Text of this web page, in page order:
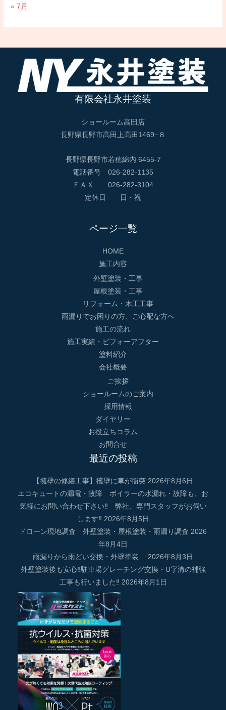
« 7月
有限会社永井塗装
ショールーム高田店
長野県長野市高田上高田1469−８
長野県長野市若穂綿内 6455-7
電話番号 026-282-1135
ＦＡＸ 026-282-3104
定休日 日・祝
ページ一覧
HOME
施工内容
外壁塗装・工事
屋根塗装・工事
リフォーム・木工工事
雨漏りでお困りの方、ご心配な方へ
施工の流れ
施工実績・ビフォーアフター
塗料紹介
会社概要
ご挨拶
ショールームのご案内
採用情報
ダイヤリー
お役立ちコラム
お問合せ
最近の投稿
【擁壁の修繕工事】擁壁に車が衝突 2026年8月6日
エコキュートの漏電・故障 ボイラーの水漏れ・故障も、お
気軽にお問い合わせ下さい‼ 弊社、専門スタッフがお伺い
します‼ 2026年8月5日
ドローン現地調査 外壁塗装・屋根塗装・雨漏り調査 2026
年8月4日
雨漏りから雨どい交換・外壁塗装
2026年8月3日
外壁塗装後も安心‼駐車場グレーチング交換・U字溝の補強
工事も行いました‼ 2026年8月1日